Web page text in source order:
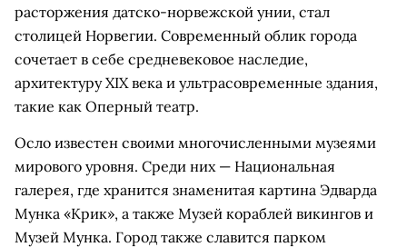
расторжения датско-норвежской унии, стал
столицей Норвегии. Современный облик города
сочетает в себе средневековое наследие,
архитектуру XIX века и ультрасовременные здания,
такие как Оперный театр.
Осло известен своими многочисленными музеями
мирового уровня. Среди них — Национальная
галерея, где хранится знаменитая картина Эдварда
Мунка «Крик», а также Музей кораблей викингов и
Музей Мунка. Город также славится парком